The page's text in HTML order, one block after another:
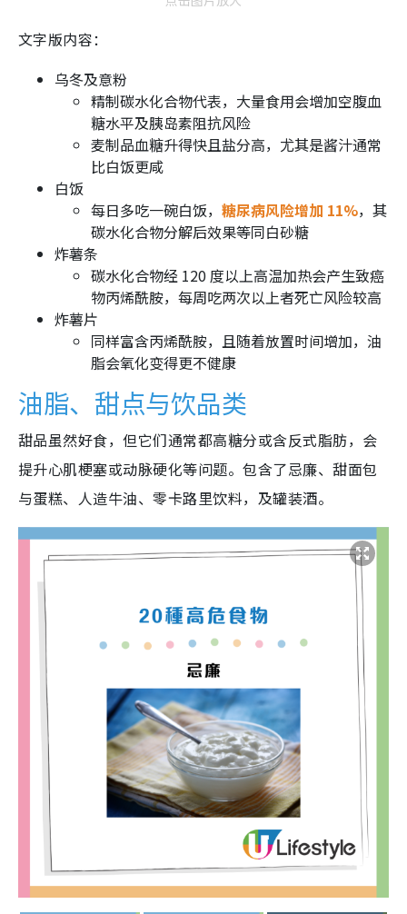
文字版内容：
乌冬及意粉
精制碳水化合物代表，大量食用会增加空腹血
糖水平及胰岛素阻抗风险
麦制品血糖升得快且盐分高，尤其是酱汁通常
比白饭更咸
白饭
每日多吃一碗白饭， 糖尿病风险增加 11%，其
碳水化合物分解后效果等同白砂糖
炸薯条
碳水化合物经 120 度以上高温加热会产生致癌
物丙烯酰胺，每周吃两次以上者死亡风险较高
炸薯片
同样富含丙烯酰胺，且随着放置时间增加，油
脂会氧化变得更不健康
油脂、甜点与饮品类
甜品虽然好食，但它们通常都高糖分或含反式脂肪，会
提升心肌梗塞或动脉硬化等问题。包含了忌廉、甜面包
与蛋糕、人造牛油、零卡路里饮料，及罐装酒。